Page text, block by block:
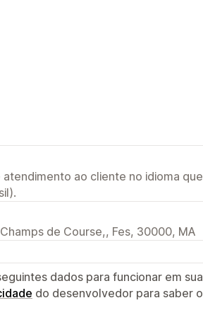
ao cliente no idioma que
de Course,, Fes, 30000, MA
dados para funcionar em sua
do desenvolvedor para saber o